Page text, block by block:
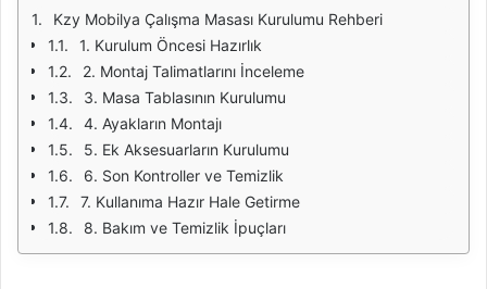
Kzy Mobilya Çalışma Masası Kurulumu Rehberi
1. Kurulum Öncesi Hazırlık
2. Montaj Talimatlarını İnceleme
3. Masa Tablasının Kurulumu
4. Ayakların Montajı
5. Ek Aksesuarların Kurulumu
6. Son Kontroller ve Temizlik
7. Kullanıma Hazır Hale Getirme
8. Bakım ve Temizlik İpuçları